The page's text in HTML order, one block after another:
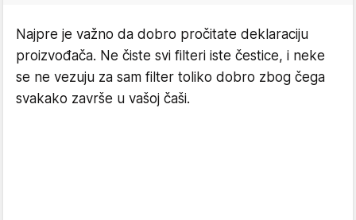
Najpre je važno da dobro pročitate deklaraciju
proizvođača. Ne čiste svi filteri iste čestice, i neke
se ne vezuju za sam filter toliko dobro zbog čega
svakako završe u vašoj čaši.